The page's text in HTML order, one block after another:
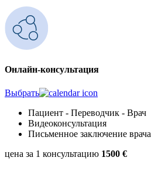
Онлайн-консультация
Выбрать
Пациент - Переводчик - Врач
Видеоконсультация
Письменное заключение врача
цена за 1 консультацию 1500 €